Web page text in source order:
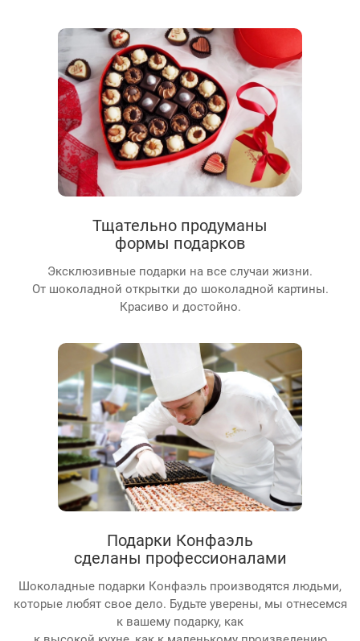
Тщательно продуманы
формы подарков
Эксклюзивные подарки на все случаи жизни.
От шоколадной открытки до шоколадной картины.
Красиво и достойно.
Подарки Конфаэль
сделаны профессионалами
Шоколадные подарки Конфаэль производятся людьми,
которые любят свое дело. Будьте уверены, мы отнесемся
к вашему подарку, как